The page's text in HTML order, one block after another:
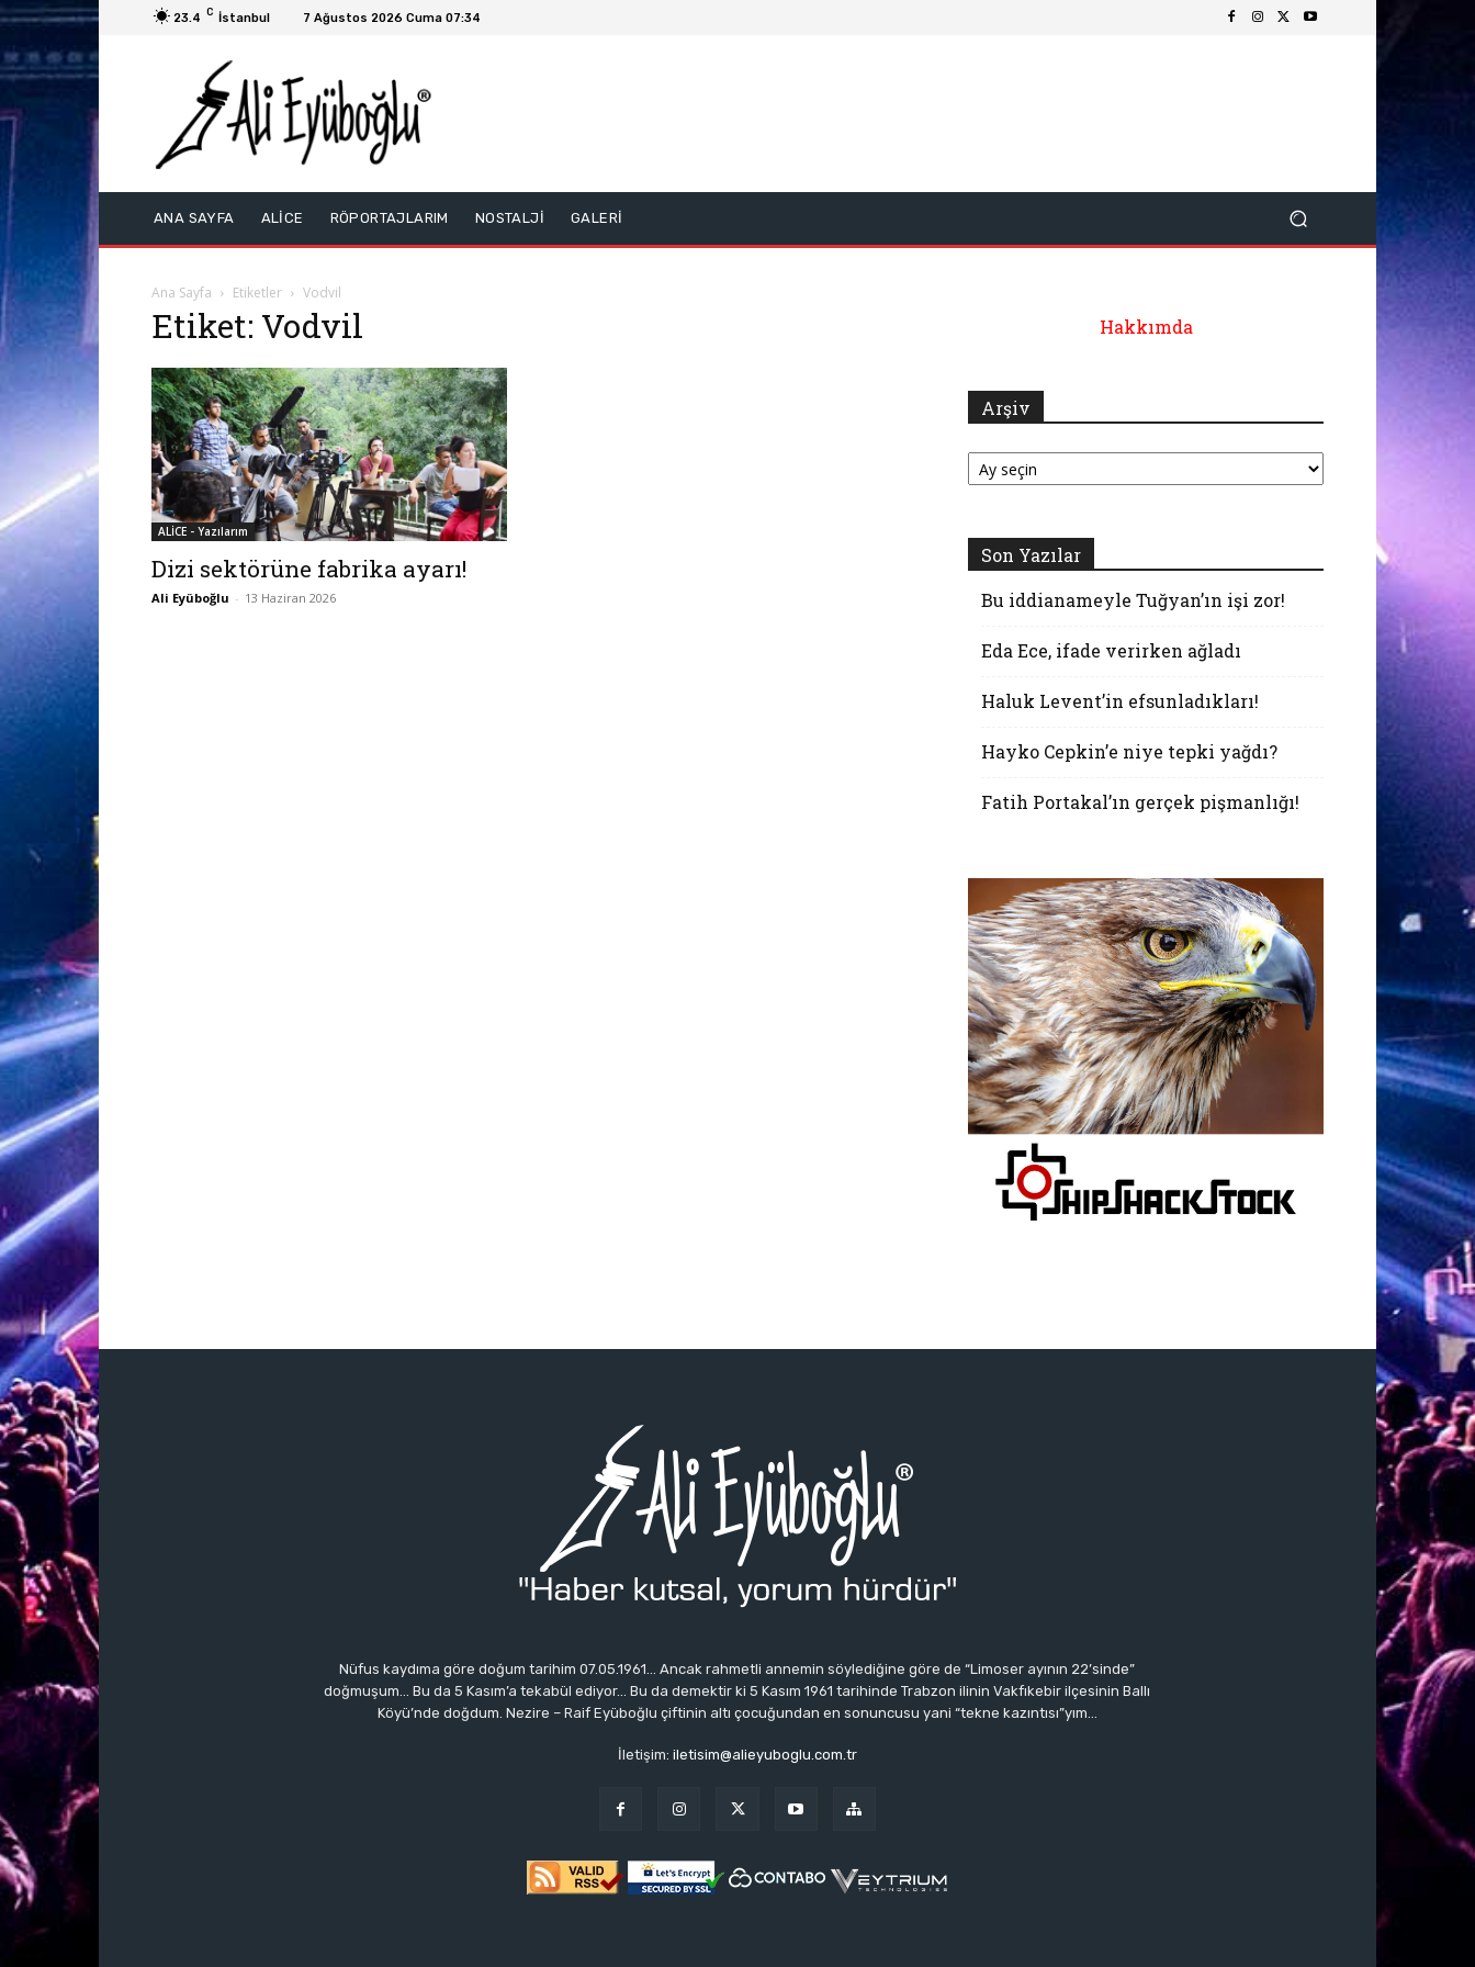
23.4 C İstanbul 7 Ağustos 2026 Cuma 07:34
ANA SAYFA ALİCE RÖPORTAJLARIM NOSTALJİ GALERİ
Ana Sayfa Etiketler Vodvil
Etiket: Vodvil
ALİCE - Yazılarım
Dizi sektörüne fabrika ayarı!
Ali Eyüboğlu - 13 Haziran 2026
Hakkımda
Arşiv
Arşiv
Son Yazılar
Bu iddianameyle Tuğyan’ın işi zor!
Eda Ece, ifade verirken ağladı
Haluk Levent’in efsunladıkları!
Hayko Cepkin’e niye tepki yağdı?
Fatih Portakal’ın gerçek pişmanlığı!
Nüfus kaydıma göre doğum tarihim 07.05.1961… Ancak rahmetli annemin söylediğine göre de “Limoser ayının 22’sinde”
doğmuşum… Bu da 5 Kasım’a tekabül ediyor… Bu da demektir ki 5 Kasım 1961 tarihinde Trabzon ilinin Vakfıkebir ilçesinin Ballı
Köyü’nde doğdum. Nezire – Raif Eyüboğlu çiftinin altı çocuğundan en sonuncusu yani “tekne kazıntısı”yım…
İletişim: iletisim@alieyuboglu.com.tr